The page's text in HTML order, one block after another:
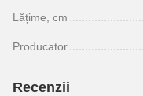
Lățime, cm
Producator
Recenzii